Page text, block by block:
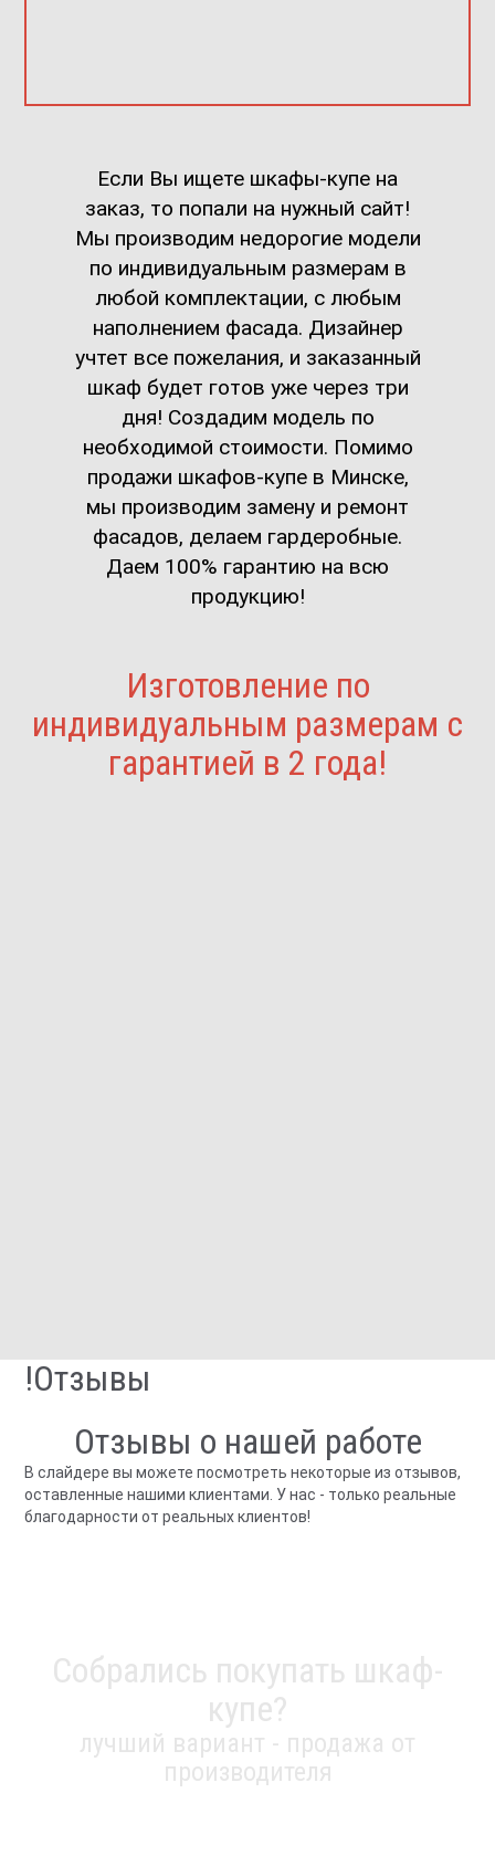
Если Вы ищете шкафы-купе на
заказ, то попали на нужный сайт!
Мы производим недорогие модели
по индивидуальным размерам в
любой комплектации, с любым
наполнением фасада. Дизайнер
учтет все пожелания, и заказанный
шкаф будет готов уже через три
дня! Создадим модель по
необходимой стоимости. Помимо
продажи шкафов-купе в Минске,
мы производим замену и ремонт
фасадов, делаем гардеробные.
Даем 100% гарантию на всю
продукцию!
Изготовление по
индивидуальным размерам с
гарантией в 2 года!
!Отзывы
Отзывы о нашей работе
В слайдере вы можете посмотреть некоторые из отзывов,
оставленные нашими клиентами. У нас - только реальные
благодарности от реальных клиентов!
Собрались покупать шкаф-
купе?
лучший вариант - продажа от
производителя